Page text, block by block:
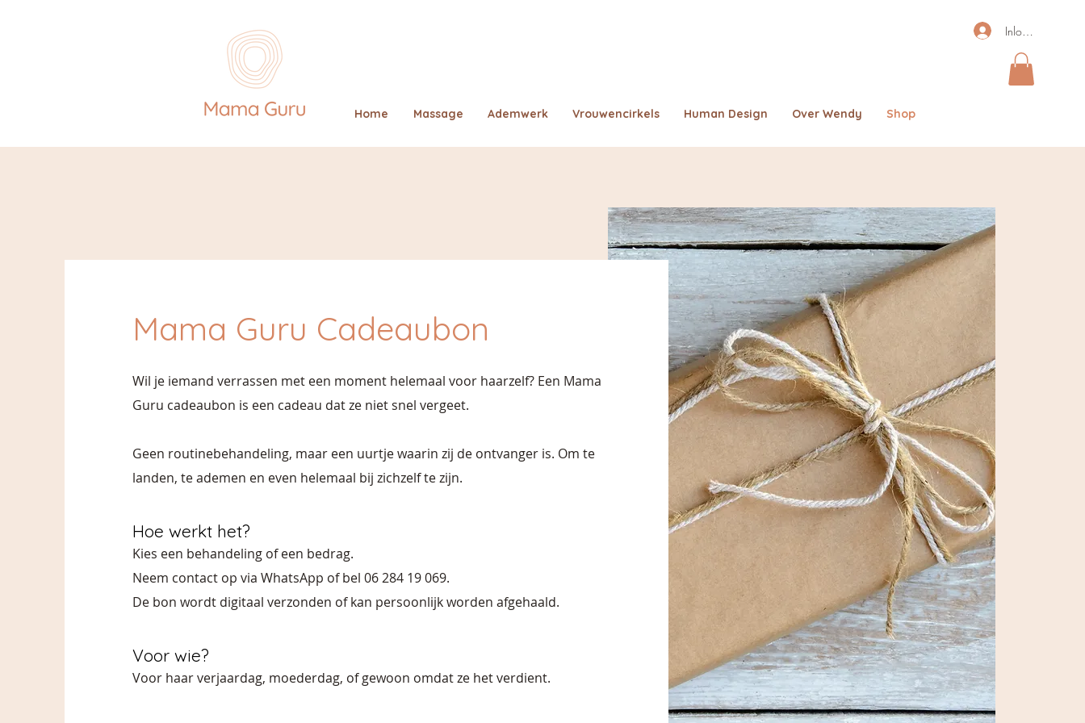
Inloggen
Home Massage Ademwerk Vrouwencirkels Human Design Over Wendy Shop
Mama Guru Cadeaubon
Wil je iemand verrassen met een moment helemaal voor haarzelf? Een Mama
Guru cadeaubon is een cadeau dat ze niet snel vergeet.
Geen routinebehandeling, maar een uurtje waarin zij de ontvanger is. Om te
landen, te ademen en even helemaal bij zichzelf te zijn.
Hoe werkt het?
Kies een behandeling of een bedrag.
Neem contact op via WhatsApp of bel 06 284 19 069.
De bon wordt digitaal verzonden of kan persoonlijk worden afgehaald.
Voor wie?
Voor haar verjaardag, moederdag, of gewoon omdat ze het verdient.